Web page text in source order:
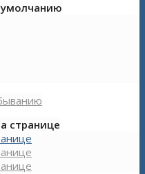
умолчанию
странице